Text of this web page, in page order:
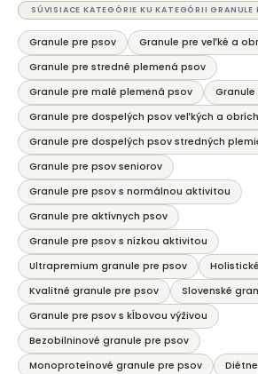
l
á
d
a
c
i
e
p
v
k
y
v
ý
p
i
s
u
SÚVISIACE KATEGÓRIE KU KATEGÓRII GRANULE
Granule pre psov
Granule pre veľké a
Granule pre stredné plemená psov
Granule pre malé plemená psov
Granule pre dospelých psov veľkých a
Granule pre dospelých psov stredných
Granule pre psov seniorov
Granule pre psov s normálnou aktivitou
Granule pre aktívnych psov
Granule pre psov s nízkou aktivitou
Ultrapremium granule pre psov
Kvalitné granule pre psov
Slovenské
Granule pre psov s kĺbovou výživou
Bezobilninové granule pre psov
Monoproteínové granule pre psov